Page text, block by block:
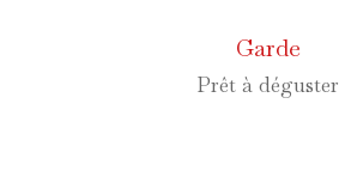
Garde
Prêt à déguster